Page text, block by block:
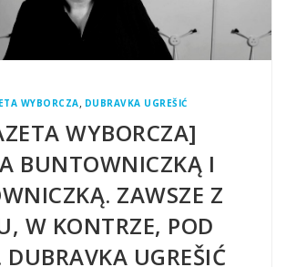
WYBORCZA, DUBRAVKA UGREŠIĆ
WYBORCZA]
BUNTOWNICZKĄ I
ZAWSZE Z
W KONTRZE, POD
DUBRAVKA UGREŠIĆ